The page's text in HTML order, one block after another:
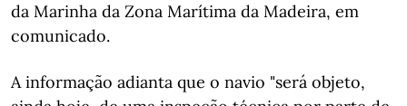
da Marinha da Zona Marítima da Madeira, em
comunicado.
A informação adianta que o navio "será objeto,